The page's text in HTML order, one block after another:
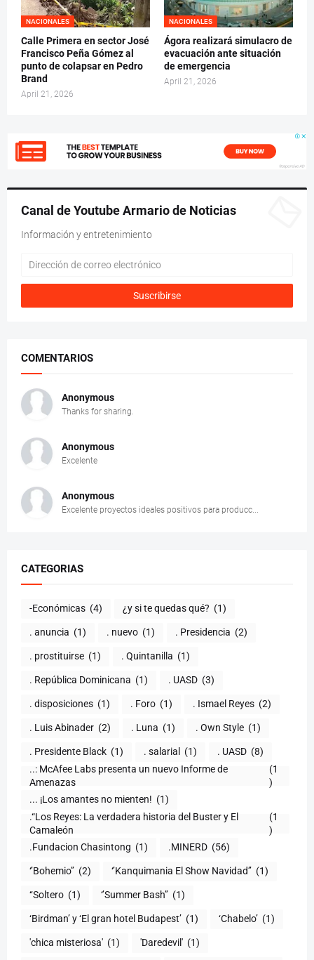
NACIONALES
Calle Primera en sector José
Francisco Peña Gómez al
punto de colapsar en Pedro
Brand
April 21, 2026
NACIONALES
Ágora realizará simulacro de
evacuación ante situación
de emergencia
April 21, 2026
Canal de Youtube Armario de Noticias
Información y entretenimiento
COMENTARIOS
Anonymous
Thanks for sharing.
Anonymous
Excelente
Anonymous
Excelente proyectos ideales positivos para producc...
CATEGORIAS
-Económicas (4) ¿y si te quedas qué? (1)
. anuncia (1) . nuevo (1) . Presidencia (2)
. prostituirse (1) . Quintanilla (1)
. República Dominicana (1) . UASD (3)
. disposiciones (1) . Foro (1) . Ismael Reyes (2)
. Luis Abinader (2) . Luna (1) . Own Style (1)
. Presidente Black (1) . salarial (1) . UASD (8)
..: McAfee Labs presenta un nuevo Informe de
(1
)
... ¡Los amantes no mienten! (1)
.“Los Reyes: La verdadera historia del Buster y El
Camaleón
(1
)
.Fundacion Chasintong (1) .MINERD (56)
‘’Bohemio’’ (2) ‘’Kanquimania El Show Navidad’’ (1)
‘‘Soltero (1) ‘’Summer Bash’’ (1)
‘Birdman’ y ‘El gran hotel Budapest’ (1) ‘Chabelo’ (1)
'chica misteriosa' (1) 'Daredevil' (1)